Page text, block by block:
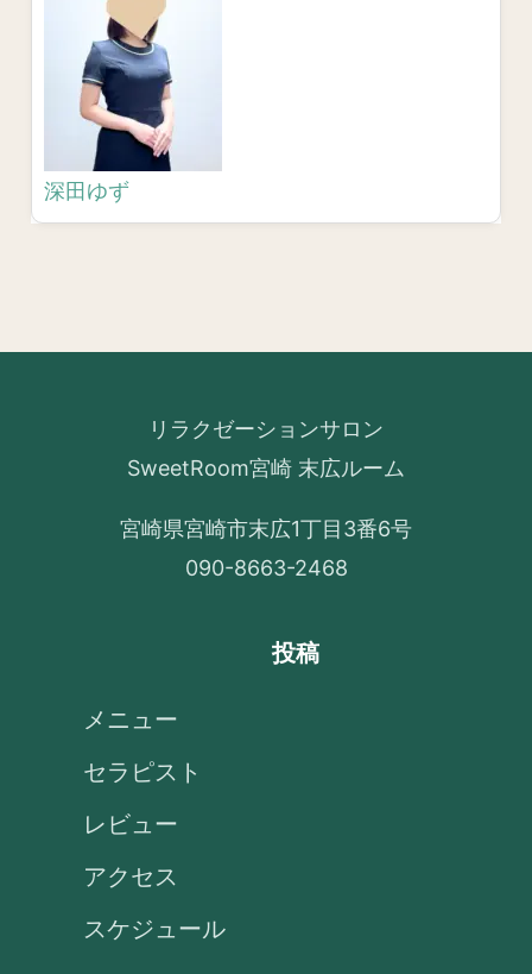
深田ゆず
リラクゼーションサロン
SweetRoom宮崎 末広ルーム
宮崎県宮崎市末広1丁目3番6号
090-8663-2468
投稿
メニュー
セラピスト
レビュー
アクセス
スケジュール